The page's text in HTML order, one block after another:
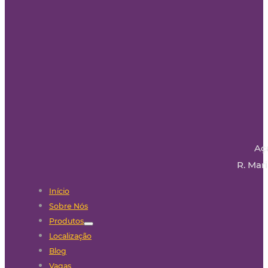
R.
Início
Sobre Nós
Produtos
Localização
Blog
Vagas